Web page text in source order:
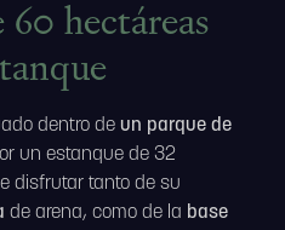
hectáreas
dentro de un parque de
un estanque de 32
disfrutar tanto de su
de arena, como de la base